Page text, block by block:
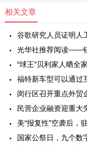
相关文章
谷歌研究人员证明人
光华社推荐阅读——
“球王”贝利家人晒全
福特新车型可以通过
闵行区召开重点外贸
民营企业融资迎重大
美“报复性”空袭后，
国家公祭日，九个数